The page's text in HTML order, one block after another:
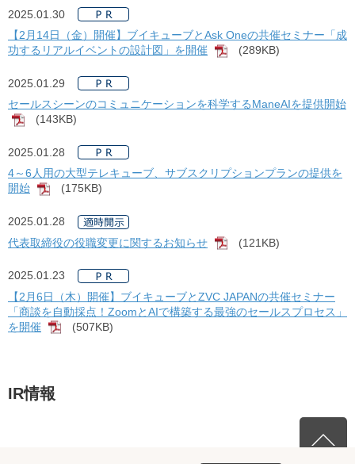
2025.01.30
【2月14日（金）開催】ブイキューブとAsk Oneの共催セミナー「成
功するリアルイベントの設計図」を開催
[PDF]
(289KB)
2025.01.29
セールスシーンのコミュニケーションを科学するManeAIを提供開始
[PDF]
(143KB)
2025.01.28
4～6人用の大型テレキューブ、サブスクリプションプランの提供を
開始
[PDF]
(175KB)
2025.01.28
代表取締役の役職変更に関するお知らせ
[PDF]
(121KB)
2025.01.23
【2月6日（木）開催】ブイキューブとZVC JAPANの共催セミナー
「商談を自動採点！ZoomとAIで構築する最強のセールスプロセス」
を開催
[PDF]
(507KB)
IR情報